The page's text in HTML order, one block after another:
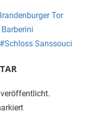
Tor
Schloss Sanssouci